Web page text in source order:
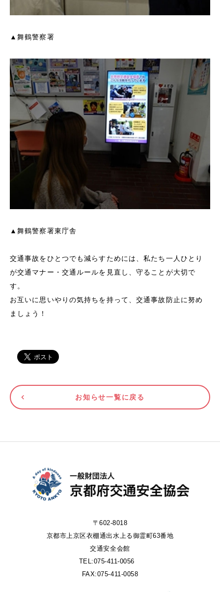
▲舞鶴警察署
▲舞鶴警察署東庁舎
交通事故をひとつでも減らすためには、私たち一人ひとり
が交通マナー・交通ルールを見直し、守ることが大切で
す。
お互いに思いやりの気持ちを持って、交通事故防止に努め
ましょう！
お知らせ一覧に戻る
〒602-8018
京都市上京区衣棚通出水上る御霊町63番地
交通安全会館
TEL:075-411-0056
FAX:075-411-0058